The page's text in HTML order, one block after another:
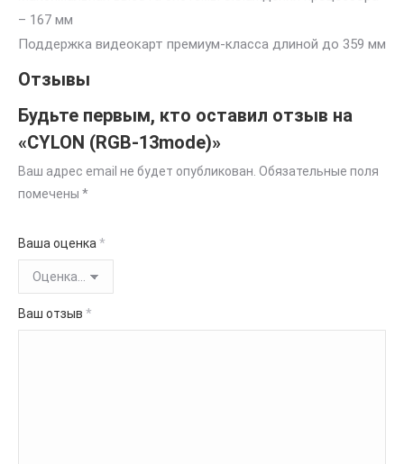
– 167 мм
Поддержка видеокарт премиум-класса длиной до 359 мм
Отзывы
Будьте первым, кто оставил отзыв на
«CYLON (RGB-13mode)»
Ваш адрес email не будет опубликован. Обязательные поля
помечены *
Ваша оценка *
Ваш отзыв *